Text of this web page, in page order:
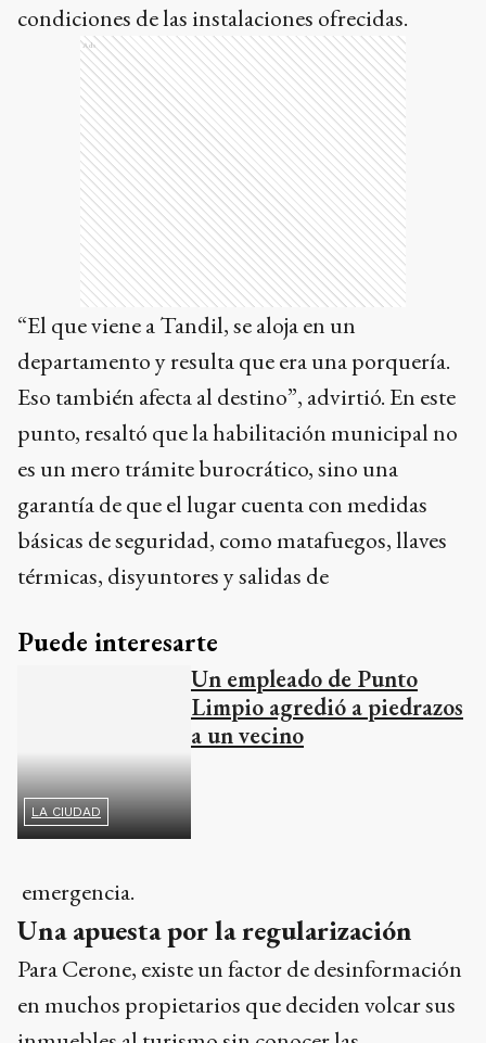
condiciones de las instalaciones ofrecidas.
Ads
“El que viene a Tandil, se aloja en un
departamento y resulta que era una porquería.
Eso también afecta al destino”, advirtió. En este
punto, resaltó que la habilitación municipal no
es un mero trámite burocrático, sino una
garantía de que el lugar cuenta con medidas
básicas de seguridad, como matafuegos, llaves
térmicas, disyuntores y salidas de
Puede interesarte
Un empleado de Punto
Limpio agredió a piedrazos
a un vecino
emergencia.
Para Cerone, existe un factor de desinformación
en muchos propietarios que deciden volcar sus
inmuebles al turismo sin conocer las
responsabilidades que ello conlleva. “Capaz que